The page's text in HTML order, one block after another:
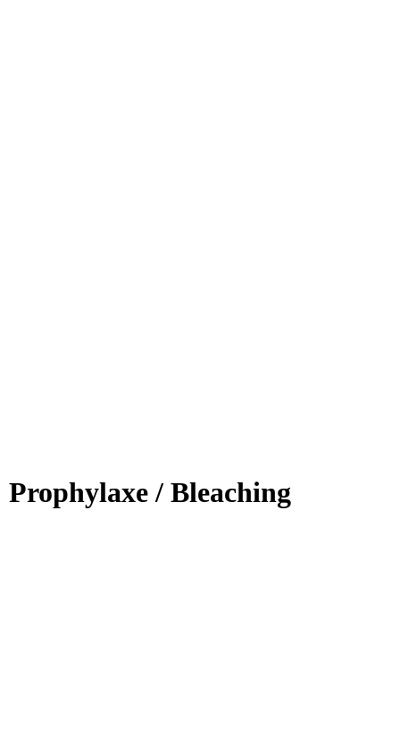
Prophylaxe / Bleaching